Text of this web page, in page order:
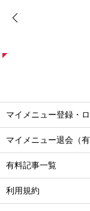
マイメニュー登録・
マイメニュー退会（有
有料記事一覧
利用規約